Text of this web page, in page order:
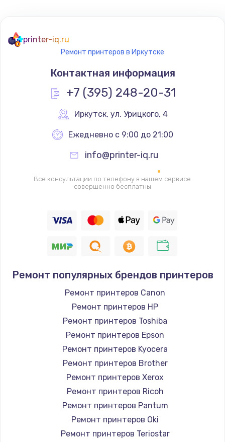
Замена системы охлаждения
1790 руб.
Заказать
Замена термопасты
Замена шлейфа матрицы
890 руб.
Замена экрана
1120 руб.
Замена северного моста
2885 руб.
Заказать
Восстановление данных
990 руб.
Заказать
Замена SSD
890 руб.
Заказать
printer-iq.ru
Ремонт принтеров в Иркутске
Контактная информация
+7 (395) 248-20-31
Иркутск, ул. Урицкого, 4
Ежедневно с 9:00 до 21:00
info@printer-iq.ru
Все консультации по телефону в нашем сервисе
совершенно бесплатны
Ремонт популярных брендов принтеров
Ремонт принтеров Canon
Ремонт принтеров HP
Ремонт принтеров Toshiba
Ремонт принтеров Epson
Ремонт принтеров Kyocera
Ремонт принтеров Brother
Ремонт принтеров Xerox
Ремонт принтеров Ricoh
Ремонт принтеров Pantum
Ремонт принтеров Oki
Ремонт принтеров Teriostar